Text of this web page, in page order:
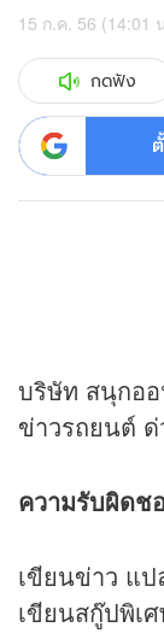
15 ก.ค. 56 (14:01
กดฟัง
บริษัท สนุกอ
ข่าวรถยนต์
ความรับผิดช
เขียนข่าว แป
เขียนสกู๊ปพิเ